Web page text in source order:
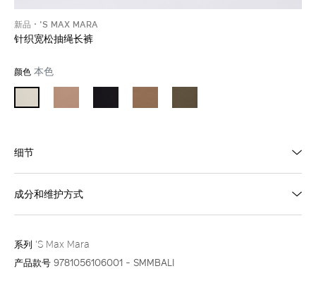
新品 'S MAX MARA
针织宽松抽绳长裤
颜色 本色
细节
成分和维护方式
系列 'S Max Mara
产品款号 9781056106001 - SMMBALI